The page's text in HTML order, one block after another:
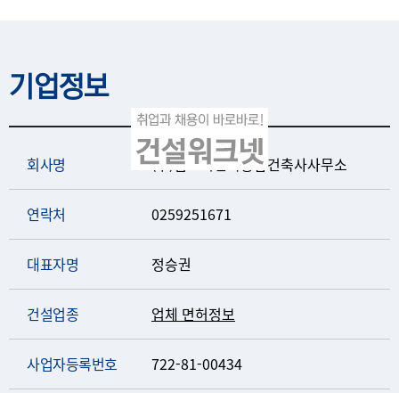
기업정보
회사명 (주)범도시건축종합건축사사무소
연락처 0259251671
대표자명 정승권
건설업종 업체 면허정보
사업자등록번호 722-81-00434